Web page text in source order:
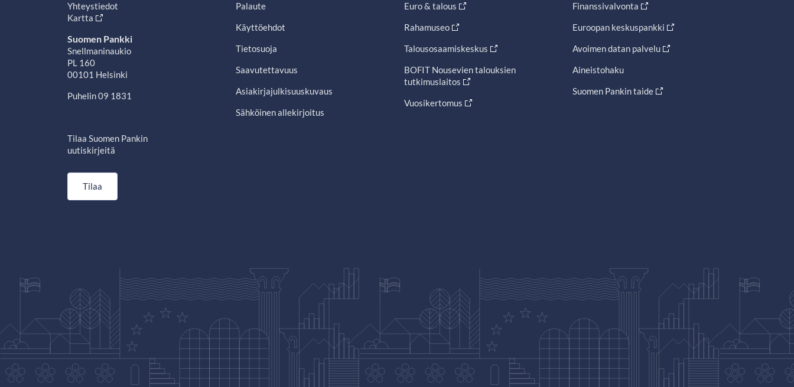
Yhteystiedot
Kartta
Suomen Pankki
Snellmaninaukio
PL 160
00101 Helsinki
Puhelin 09 1831
Tilaa Suomen Pankin
uutiskirjeitä
Tilaa
Palaute
Käyttöehdot
Tietosuoja
Saavutettavuus
Asiakirjajulkisuuskuvaus
Sähköinen allekirjoitus
Euro & talous
Rahamuseo
Talousosaamiskeskus
BOFIT Nousevien talouksien
tutkimuslaitos
Vuosikertomus
Finanssivalvonta
Euroopan keskuspankki
Avoimen datan palvelu
Aineistohaku
Suomen Pankin taide